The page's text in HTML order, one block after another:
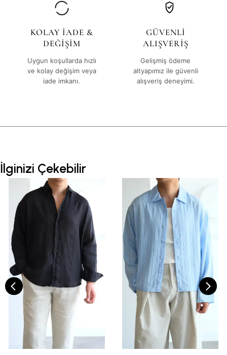
KOLAY İADE &
DEĞİŞİM
Uygun koşullarda hızlı
ve kolay değişim veya
iade imkanı.
GÜVENLİ
ALIŞVERİŞ
Gelişmiş ödeme
altyapımız ile güvenli
alışveriş deneyimi.
İlginizi Çekebilir